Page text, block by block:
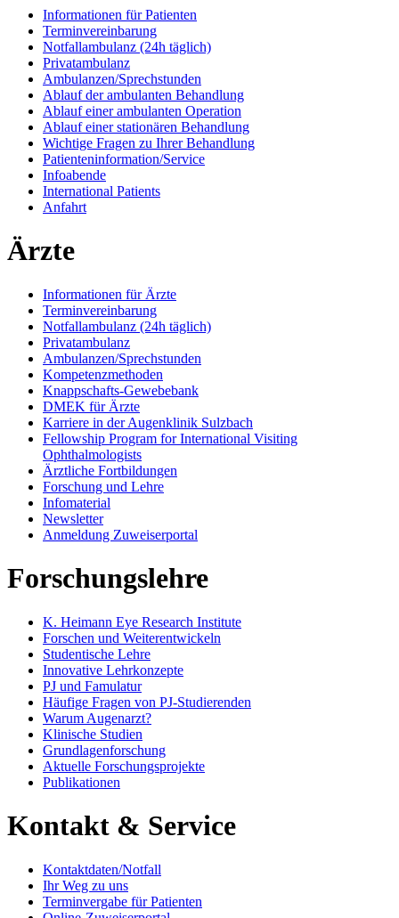
Informationen für Patienten
Terminvereinbarung
Notfallambulanz (24h täglich)
Privatambulanz
Ambulanzen/Sprechstunden
Ablauf der ambulanten Behandlung
Ablauf einer ambulanten Operation
Ablauf einer stationären Behandlung
Wichtige Fragen zu Ihrer Behandlung
Patienteninformation/Service
Infoabende
International Patients
Anfahrt
Ärzte
Informationen für Ärzte
Terminvereinbarung
Notfallambulanz (24h täglich)
Privatambulanz
Ambulanzen/Sprechstunden
Kompetenzmethoden
Knappschafts-Gewebebank
DMEK für Ärzte
Karriere in der Augenklinik Sulzbach
Fellowship Program for International Visiting
Ophthalmologists
Ärztliche Fortbildungen
Forschung und Lehre
Infomaterial
Newsletter
Anmeldung Zuweiserportal
Forschungslehre
K. Heimann Eye Research Institute
Forschen und Weiterentwickeln
Studentische Lehre
Innovative Lehrkonzepte
PJ und Famulatur
Häufige Fragen von PJ-Studierenden
Warum Augenarzt?
Klinische Studien
Grundlagenforschung
Aktuelle Forschungsprojekte
Publikationen
Kontakt & Service
Kontaktdaten/Notfall
Ihr Weg zu uns
Terminvergabe für Patienten